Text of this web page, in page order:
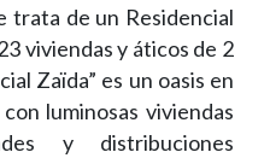
trata de un Residencial
viviendas y áticos de 2
Zaïda” es un oasis en
luminosas viviendas
y distribuciones